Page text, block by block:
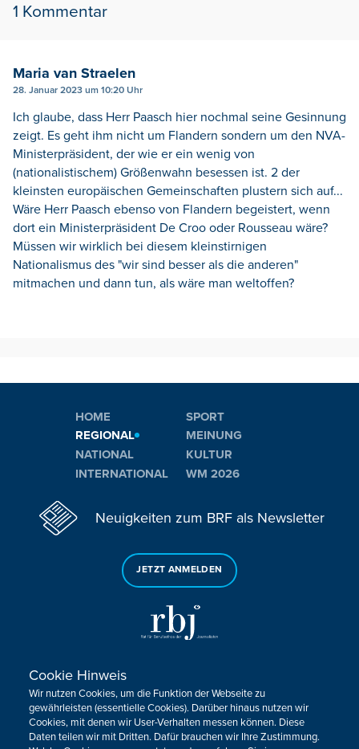
1 Kommentar
Maria van Straelen
28. Januar 2023 um 10:20 Uhr
Ich glaube, dass Herr Paasch hier nochmal seine Gesinnung
zeigt. Es geht ihm nicht um Flandern sondern um den NVA-
Ministerpräsident, der wie er ein wenig von
(nationalistischem) Größenwahn besessen ist. 2 der
kleinsten europäischen Gemeinschaften plustern sich auf...
Wäre Herr Paasch ebenso von Flandern begeistert, wenn
dort ein Ministerpräsident De Croo oder Rousseau wäre?
Müssen wir wirklich bei diesem kleinstirnigen
Nationalismus des "wir sind besser als die anderen"
mitmachen und dann tun, als wäre man weltoffen?
HOME
REGIONAL
NATIONAL
INTERNATIONAL
SPORT
MEINUNG
KULTUR
WM 2026
Neuigkeiten zum BRF als Newsletter
JETZT ANMELDEN
Sie haben noch Fragen oder Anmerkungen?
KONTAKTIEREN SIE UNS!
Cookie Hinweis
Wir nutzen Cookies, um die Funktion der Webseite zu
gewährleisten (essentielle Cookies). Darüber hinaus nutzen wir
Cookies, mit denen wir User-Verhalten messen können. Diese
Daten teilen wir mit Dritten. Dafür brauchen wir Ihre Zustimmung.